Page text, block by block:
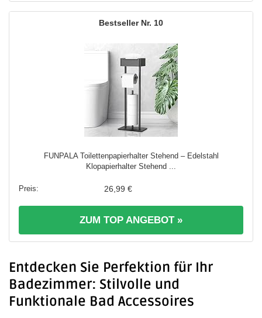
10
FUNPALA Toilettenpapierhalter Stehend – Edelstahl
Klopapierhalter Stehend ...
26,99 €
ZUM TOP ANGEBOT »
Entdecken Sie Perfektion für Ihr
Badezimmer: Stilvolle und
Funktionale Bad Accessoires